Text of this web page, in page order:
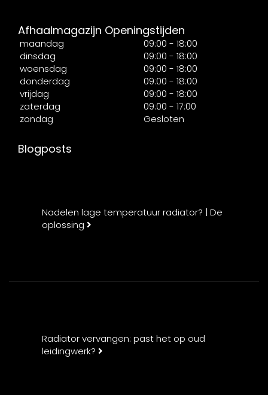
Afhaalmagazijn Openingstijden
maandag
09:00 - 18:00
dinsdag
09:00 - 18:00
woensdag
09:00 - 18:00
donderdag
09:00 - 18:00
vrijdag
09:00 - 18:00
zaterdag
09:00 - 17:00
zondag
Gesloten
Blogposts
Nadelen lage temperatuur radiator? | De
oplossing
Radiator vervangen: past het op oud
leidingwerk?